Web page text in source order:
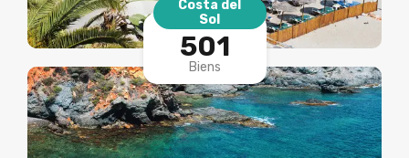
Costa del
Sol
501
Biens